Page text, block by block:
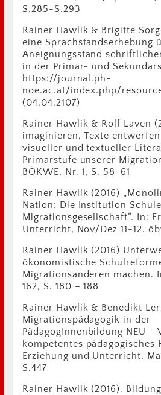
S.285-S.293
Rainer Hawlik & Brigitte
eine Sprachstandserhebung
Aneignungsstand
in der Primar- und
https://journal.ph-
noe.ac.at/index.php/
(04.04.2107)
Rainer Hawlik & Rolf Laven
imaginieren, Texte
visueller und textueller
Primarstufe unserer
BÖKWE, Nr. 1, S. 58-61
Rainer Hawlik (2016)
Nation: Die Institution
Migrationsgesellschaft“. In:
Unterricht, Nov/Dez 11-12.
Rainer Hawlik (2016)
ökonomistische
Migrationsanderen machen.
162, S. 180 – 188
Rainer Hawlik & Benedikt
Migrationspädagogik in der
PädagogInnenbildung NEU –
kompetentes pädagogisches
Erziehung und Unterricht,
S.447
Rainer Hawlik (2016).